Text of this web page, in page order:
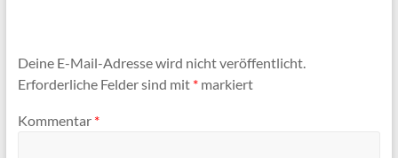
Deine E-Mail-Adresse wird nicht veröffentlicht.
Erforderliche Felder sind mit *markiert
Kommentar *